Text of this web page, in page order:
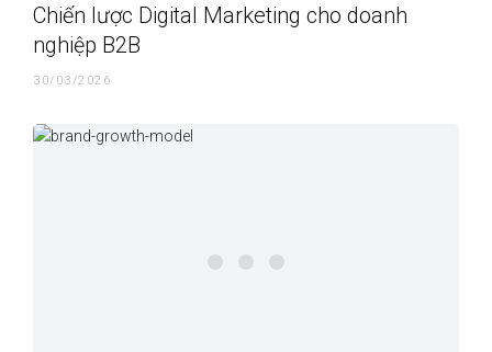
Chiến lược Digital Marketing cho doanh
nghiệp B2B
30/03/2026